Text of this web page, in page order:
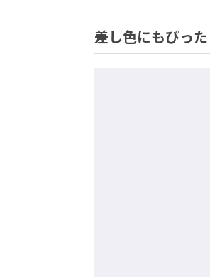
差し色にもぴっ